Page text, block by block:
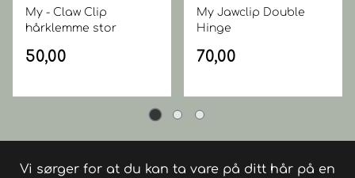
My - Claw Clip
hårklemme stor
50,00
My Jawclip Double
Hinge
70,00
Vi sørger for at du kan ta vare på ditt hår på en